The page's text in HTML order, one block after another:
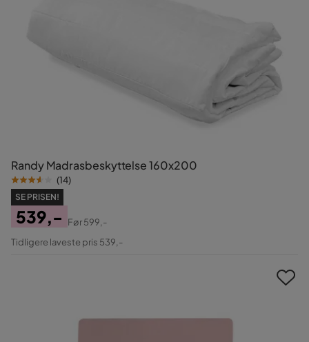
Randy Madrasbeskyttelse 160x200
(14)
SE PRISEN!
Pris
539,-
Original
Før599,-
Tidligere laveste pris 539,-